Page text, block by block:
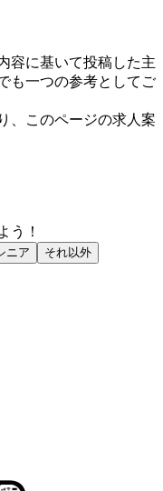
容に基いて投稿した主
も一つの参考としてご
、このページの求人案
う！
ニア
それ以外